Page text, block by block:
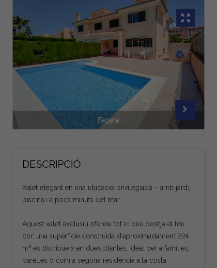
Façana
DESCRIPCIÓ
Xalet elegant en una ubicació privilegiada – amb jardí,
piscina i a pocs minuts del mar
Aquest xalet exclusiu ofereix tot el que desitja el teu
cor: una superfície construïda d'aproximadament 224
m² es distribueix en dues plantes, ideal per a famílies,
parelles o com a segona residència a la costa.